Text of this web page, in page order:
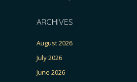
ARCHIVES
August 2026
July 2026
June 2026